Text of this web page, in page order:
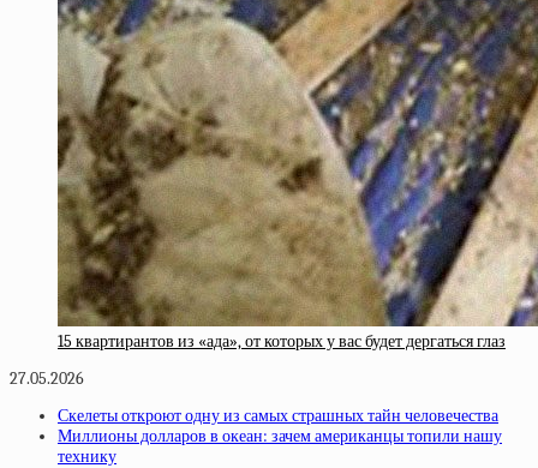
15 квартирантов из «ада», от которых у вас будет дергаться глаз
27.05.2026
Скелеты откроют одну из самых страшных тайн человечества
Миллионы долларов в океан: зачем американцы топили нашу
технику